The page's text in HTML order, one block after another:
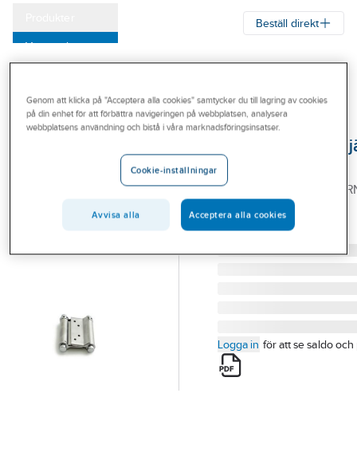
Varumärken
Outlet
Branscher
Beställ direkt
HABO
75MM N H+V SB
Lev. artikelnr: 12615
Logga in för att se saldo och
Genom att klicka på "Acceptera alla cookies" samtycker du till lagring av cookies
på din enhet för att förbättra navigeringen på webbplatsen, analysera
webbplatsens användning och bistå i våra marknadsföringsinsatser.
Cookie-inställningar
Avvisa alla Acceptera alla cookies